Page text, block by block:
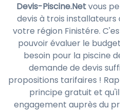
Devis-Piscine.Netvous
devis à trois
votre région Finistére.
pouvoir évaluer le
besoin pour la piscine
demande de devis
propositions tarifaires !
principe gratuit et
engagement auprès du